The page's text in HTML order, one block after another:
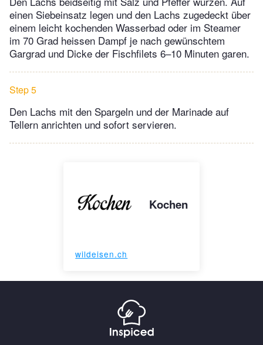
einen Siebeinsatz legen und den Lachs zugedeckt über
einem leicht kochenden Wasserbad oder im Steamer
im 70 Grad heissen Dampf je nach gewünschtem
Gargrad und Dicke der Fischfilets 6–10 Minuten garen.
Step 5
Den Lachs mit den Spargeln und der Marinade auf
Tellern anrichten und sofort servieren.
Kochen
wildeisen.ch